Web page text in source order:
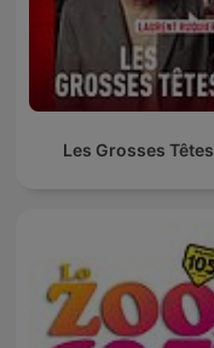
Les Grosses Têtes